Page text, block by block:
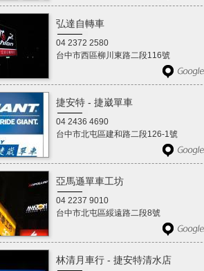
弘達自轉車
04 2372 2580
台中市西區柳川東路二段116號
捷安特 - 捷崴單車
04 2436 4690
台中市北屯區建和路二段126-1號
亞馬遜單車工坊
04 2237 9010
台中市北屯區綏遠路二段8號
林清月車行 - 捷安特清水店